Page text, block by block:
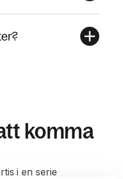
komma
i en serie